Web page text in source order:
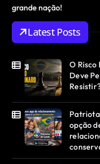
grande nação!
Latest Posts
O
Deve
opção